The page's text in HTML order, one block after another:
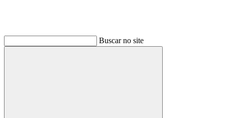
Buscar no site